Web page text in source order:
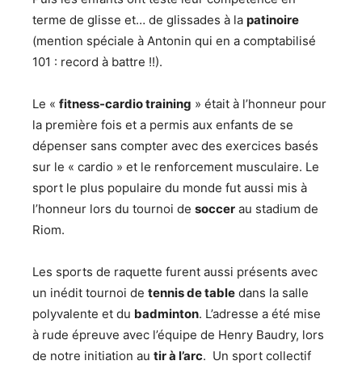
terme de glisse et… de glissades à la patinoire
(mention spéciale à Antonin qui en a comptabilisé
101 : record à battre !!).
Le « fitness-cardio training » était à l’honneur pour
la première fois et a permis aux enfants de se
dépenser sans compter avec des exercices basés
sur le « cardio » et le renforcement musculaire. Le
sport le plus populaire du monde fut aussi mis à
l’honneur lors du tournoi de soccer au stadium de
Riom.
Les sports de raquette furent aussi présents avec
un inédit tournoi de tennis de table dans la salle
polyvalente et du badminton. L’adresse a été mise
à rude épreuve avec l’équipe de Henry Baudry, lors
de notre initiation au tir à l’arc. Un sport collectif